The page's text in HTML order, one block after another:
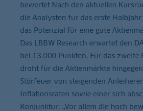
bewertet Nach den aktuellen
die Analysten für das erste
das Potenzial für eine gute
Das LBBW Research erwartet den
bei 13.000 Punkten. Für das zweite
droht für die Aktienmärkte
Störfeuer von steigenden
Inflationsraten sowie einer sich
Konjunktur: „Vor allem die hoch